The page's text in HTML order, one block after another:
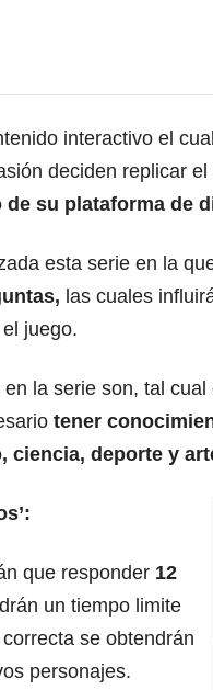
interactivo el
deciden replicar
de su plataforma de
esta serie en la
las cuales
juego.
la serie son, tal
tener
ciencia, deporte y
que responder 12
un tiempo limite
se obtendrán
personajes.